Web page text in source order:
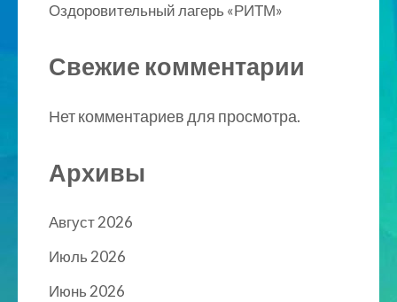
Оздоровительный лагерь «РИТМ»
Свежие комментарии
Нет комментариев для просмотра.
Архивы
Август 2026
Июль 2026
Июнь 2026